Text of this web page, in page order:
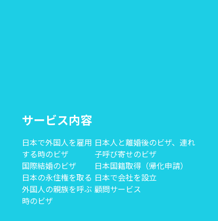
サービス内容
日本で外国人を雇用
する時のビザ
国際結婚のビザ
日本の永住権を取る
外国人の親族を呼ぶ
時のビザ
日本人と離婚後のビザ、連れ
子呼び寄せのビザ
日本国籍取得（帰化申請）
日本で会社を設立
顧問サービス